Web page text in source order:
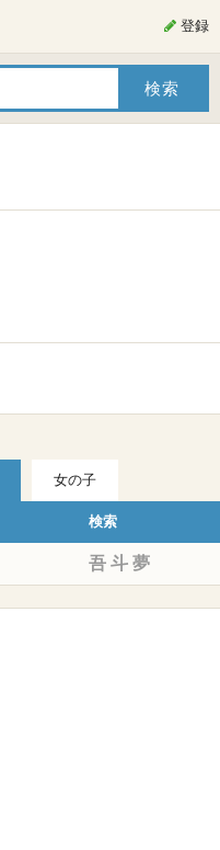
登録
女の子
検索
吾 斗 夢